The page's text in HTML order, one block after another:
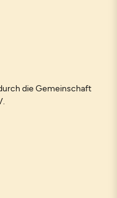
die Gemeinschaft